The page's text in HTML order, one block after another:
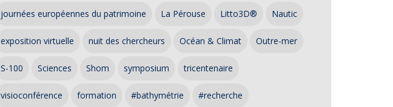
journées européennes du patrimoine La Pérouse Litto3D® Nautic
exposition virtuelle nuit des chercheurs Océan & Climat Outre-mer
S-100 Sciences Shom symposium tricentenaire
visioconférence formation #bathymétrie #recherche